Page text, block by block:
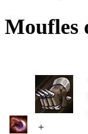
Moufles
+